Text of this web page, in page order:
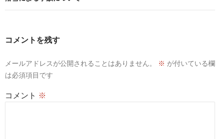
ー
ョ
コメントを残す
メールアドレスが公開されることはありません。 ※ が付いている欄
は必須項目です
コメント ※